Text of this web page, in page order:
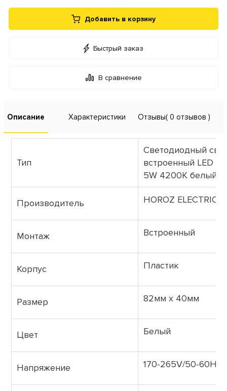
Добавить в корзину
Быстрый заказ
В сравнение
Описание Характеристики Отзывы( 0 отзывов )
Тип
Светодиодный
встроенный LED
5W 4200K белый
Производитель HOROZ ELECTRIC
Монтаж Встроенный
Корпус Пластик
Размер 82мм х 40мм
Цвет Белый
Напряжение 170-265V/50-60Hz